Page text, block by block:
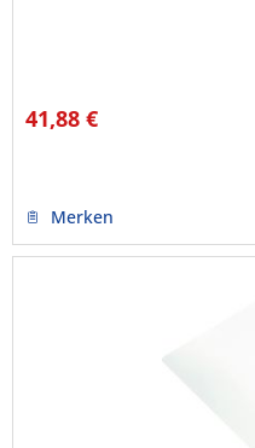
41,88 €
Merken